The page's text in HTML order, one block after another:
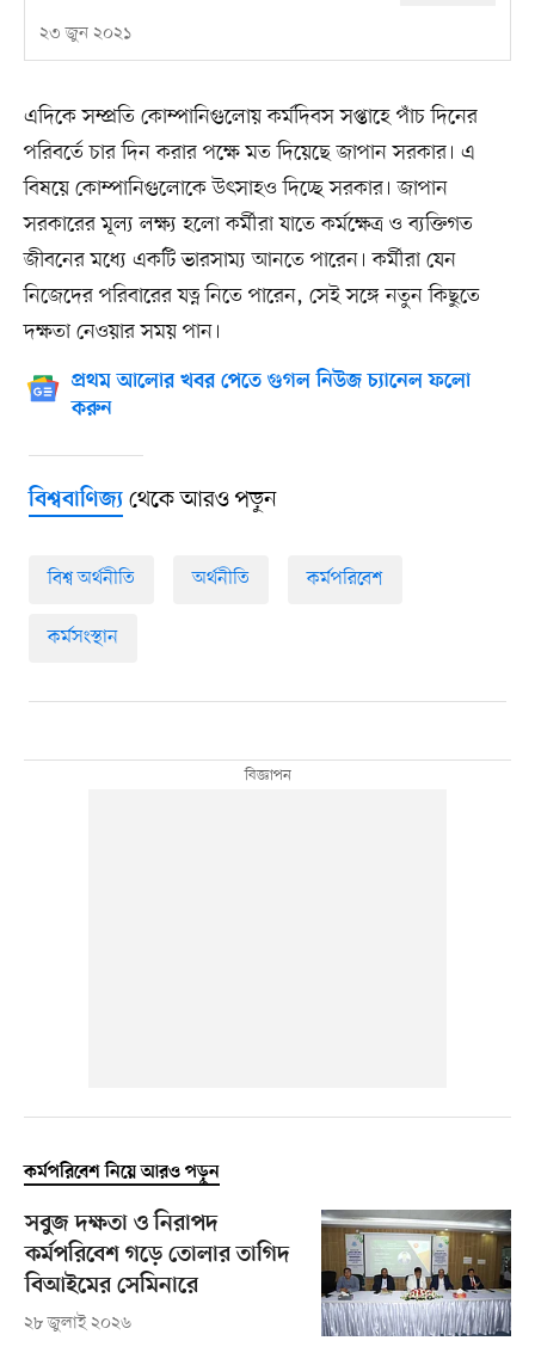
২৩ জুন ২০২১
এদিকে সম্প্রতি কোম্পানিগুলোয় কর্মদিবস সপ্তাহে পাঁচ দিনের
পরিবর্তে চার দিন করার পক্ষে মত দিয়েছে জাপান সরকার। এ
বিষয়ে কোম্পানিগুলোকে উৎসাহও দিচ্ছে সরকার। জাপান
সরকারের মূল্য লক্ষ্য হলো কর্মীরা যাতে কর্মক্ষেত্র ও ব্যক্তিগত
জীবনের মধ্যে একটি ভারসাম্য আনতে পারেন। কর্মীরা যেন
নিজেদের পরিবারের যত্ন নিতে পারেন, সেই সঙ্গে নতুন কিছুতে
দক্ষতা নেওয়ার সময় পান।
প্রথম আলোর খবর পেতে গুগল নিউজ চ্যানেল ফলো
করুন
বিশ্ববাণিজ্যথেকে আরও পড়ুন
বিশ্ব অর্থনীতি অর্থনীতি কর্মপরিবেশ
কর্মসংস্থান
কর্মপরিবেশ নিয়ে আরও পড়ুন
সবুজ দক্ষতা ও নিরাপদ
কর্মপরিবেশ গড়ে তোলার তাগিদ
বিআইমের সেমিনারে
২৮ জুলাই ২০২৬